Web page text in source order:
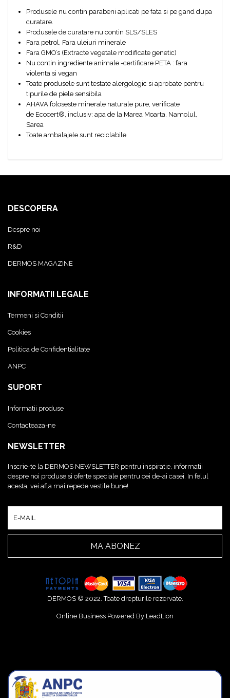
Produsele nu contin parabeni aplicati pe fata si pe gand dupa
curatare.
Produsele de curatare nu contin SLS/SLES
Fara petrol, Fara uleiuri minerale
Fara GMO’s (Extracte vegetale modificate genetic)
Nu contin ingrediente animale -certificare PETA : fara
violenta si vegan
Toate produsele sunt testate alergologic si aprobate pentru
tipurile de piele sensibila
AHAVA foloseste minerale naturale pure, verificate
de Ecocert®, inclusiv: apa de la Marea Moarta, Namolul,
Sarea
Toate ambalajele sunt reciclabile
DESCOPERA
Despre noi
R&D
DERMOS MAGAZINE
INFORMATII LEGALE
Termeni si Conditii
Cookies
Politica de Confidentialitate
ANPC
SUPORT
Informatii produse
Contacteaza-ne
NEWSLETTER
Inscrie-te la DERMOS NEWSLETTER pentru inspiratie, informatii
despre noi produse si oferte speciale pentru cei de-ai casei. In felul
acesta, vei afla mai repede vestile bune!
MA ABONEZ
DERMOS © 2022. Toate drepturile rezervate.
Online Business Powered By LeadLion